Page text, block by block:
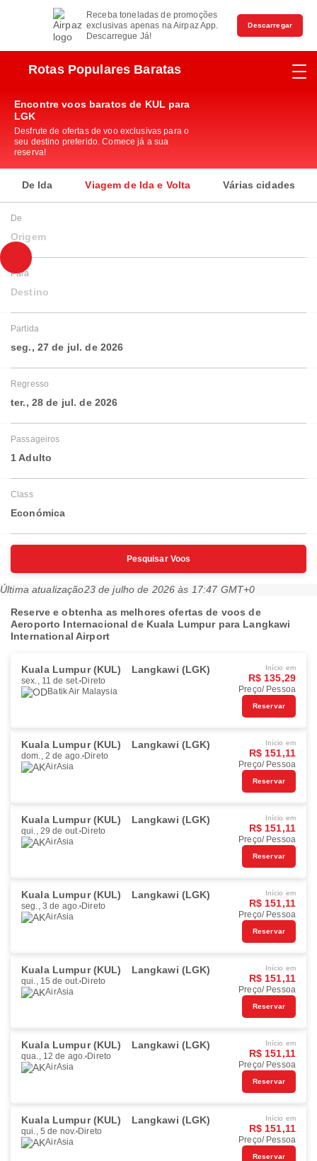
Receba toneladas de promoções
exclusivas apenas na Airpaz App.
Descarregue Já!
Descarregar
Rotas Populares Baratas
Encontre voos baratos de KUL para
LGK
Desfrute de ofertas de voo exclusivas para o
seu destino preferido. Comece já a sua
reserva!
De Ida Viagem de Ida e Volta Várias cidades
De
Origem
Para
Destino
Partida
seg., 27 de jul. de 2026
Regresso
ter., 28 de jul. de 2026
Passageiros
1 Adulto
Class
Económica
Pesquisar Voos
Última atualização23 de julho de 2026 às 17:47 GMT+0
Reserve e obtenha as melhores ofertas de voos de
Aeroporto Internacional de Kuala Lumpur para Langkawi
International Airport
Kuala Lumpur (KUL) Langkawi (LGK)
sex., 11 de set. Direto
Batik Air Malaysia
Início em
R$ 135,29
Preço/ Pessoa
Reservar
Kuala Lumpur (KUL) Langkawi (LGK)
dom., 2 de ago. Direto
AirAsia
Início em
R$ 151,11
Preço/ Pessoa
Reservar
Kuala Lumpur (KUL) Langkawi (LGK)
qui., 29 de out. Direto
AirAsia
Início em
R$ 151,11
Preço/ Pessoa
Reservar
Kuala Lumpur (KUL) Langkawi (LGK)
seg., 3 de ago. Direto
AirAsia
Início em
R$ 151,11
Preço/ Pessoa
Reservar
Kuala Lumpur (KUL) Langkawi (LGK)
qui., 15 de out. Direto
AirAsia
Início em
R$ 151,11
Preço/ Pessoa
Reservar
Kuala Lumpur (KUL) Langkawi (LGK)
qua., 12 de ago. Direto
AirAsia
Início em
R$ 151,11
Preço/ Pessoa
Reservar
Kuala Lumpur (KUL) Langkawi (LGK)
qui., 5 de nov. Direto
AirAsia
Início em
R$ 151,11
Preço/ Pessoa
Reservar